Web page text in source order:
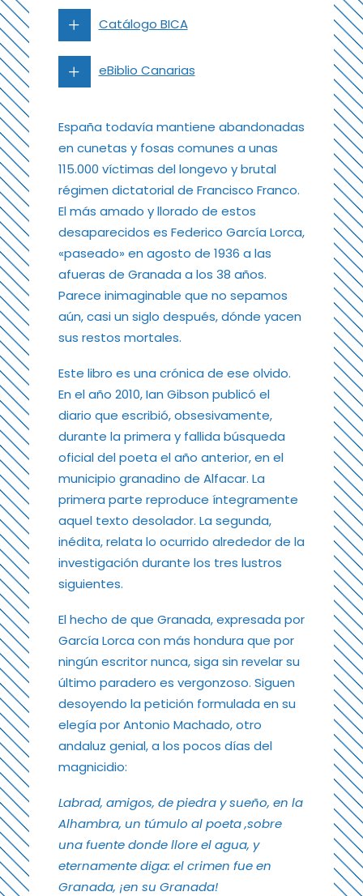
Catálogo BICA
eBiblio Canarias
España todavía mantiene abandonadas
en cunetas y fosas comunes a unas
115.000 víctimas del longevo y brutal
régimen dictatorial de Francisco Franco.
El más amado y llorado de estos
desaparecidos es Federico García Lorca,
«paseado» en agosto de 1936 a las
afueras de Granada a los 38 años.
Parece inimaginable que no sepamos
aún, casi un siglo después, dónde yacen
sus restos mortales.
Este libro es una crónica de ese olvido.
En el año 2010, Ian Gibson publicó el
diario que escribió, obsesivamente,
durante la primera y fallida búsqueda
oficial del poeta el año anterior, en el
municipio granadino de Alfacar. La
primera parte reproduce íntegramente
aquel texto desolador. La segunda,
inédita, relata lo ocurrido alrededor de la
investigación durante los tres lustros
siguientes.
El hecho de que Granada, expresada por
García Lorca con más hondura que por
ningún escritor nunca, siga sin revelar su
último paradero es vergonzoso. Siguen
desoyendo la petición formulada en su
elegía por Antonio Machado, otro
andaluz genial, a los pocos días del
magnicidio:
Labrad, amigos, de piedra y sueño, en la
Alhambra, un túmulo al poeta ,sobre
una fuente donde llore el agua, y
eternamente diga: el crimen fue en
Granada, ¡en su Granada!